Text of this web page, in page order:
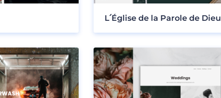
L՛Église de la Parole de Dieu